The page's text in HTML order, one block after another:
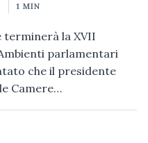
1 MIN
terminerà la XVII
parlamentari
che il presidente
Camere…